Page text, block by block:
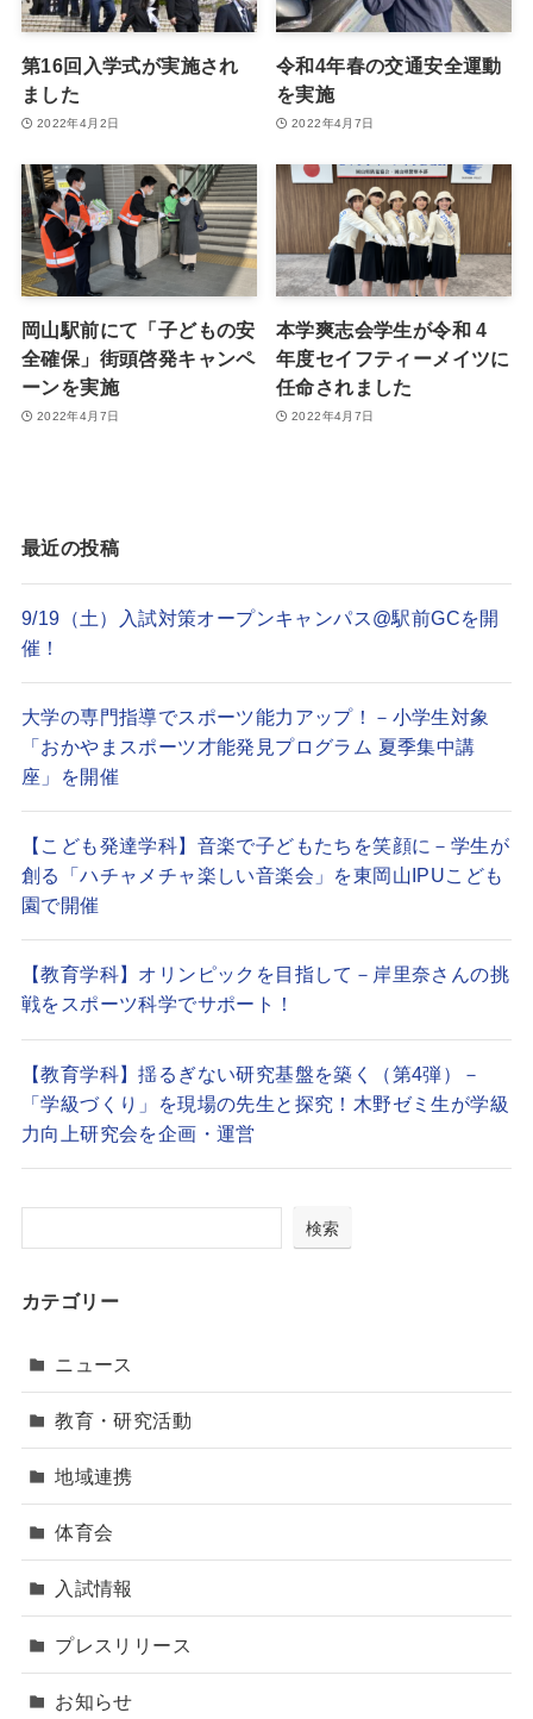
第16回入学式が実施され
ました
2022年4月2日
令和4年春の交通安全運動
を実施
2022年4月7日
岡山駅前にて「子どもの安
全確保」街頭啓発キャンペ
ーンを実施
2022年4月7日
本学爽志会学生が令和 4
年度セイフティーメイツに
任命されました
2022年4月7日
最近の投稿
9/19（土）入試対策オープンキャンパス@駅前GCを開
催！
大学の専門指導でスポーツ能力アップ！－小学生対象
「おかやまスポーツ才能発見プログラム 夏季集中講
座」を開催
【こども発達学科】音楽で子どもたちを笑顔に－学生が
創る「ハチャメチャ楽しい音楽会」を東岡山IPUこども
園で開催
【教育学科】オリンピックを目指して－岸里奈さんの挑
戦をスポーツ科学でサポート！
【教育学科】揺るぎない研究基盤を築く（第4弾）－
「学級づくり」を現場の先生と探究！木野ゼミ生が学級
力向上研究会を企画・運営
検索
カテゴリー
ニュース
教育・研究活動
地域連携
体育会
入試情報
プレスリリース
お知らせ